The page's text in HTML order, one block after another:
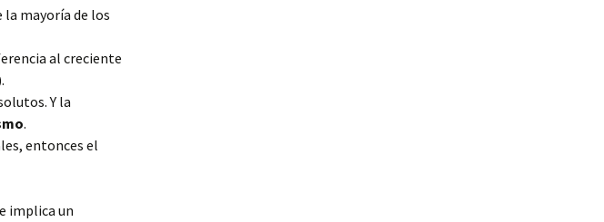
mayoría de los
al creciente
Y la
.
entonces el
implica un